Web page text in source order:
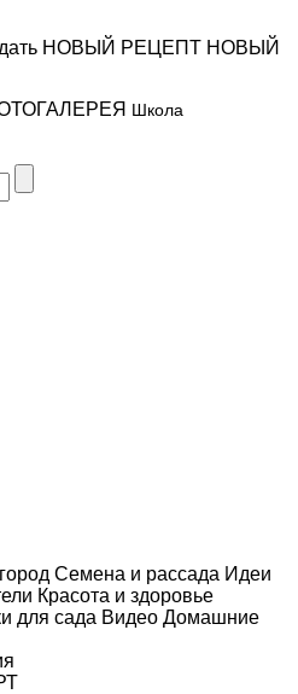
НОВЫЙ РЕЦЕПТ НОВЫЙ
Школа
Семена и рассада Идеи
Красота и здоровье
для сада Видео Домашние